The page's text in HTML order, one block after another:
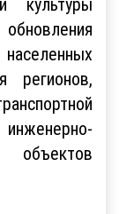
регионов,